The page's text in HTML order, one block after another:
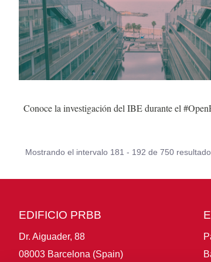
Conoce la investigación del IBE durante el
Mostrando el intervalo 181 - 192 de 750
EDIFICIO PRBB
Dr. Aiguader, 88
08003 Barcelona (Spain)